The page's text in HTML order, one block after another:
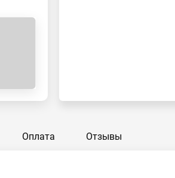
Оплата Отзывы